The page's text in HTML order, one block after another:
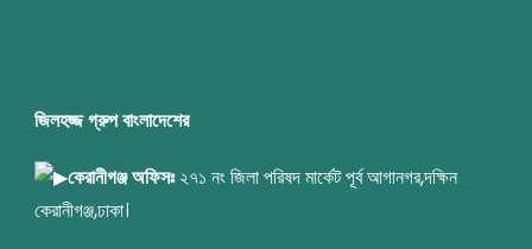
জিলহজ্জ গ্রুপ বাংলাদেশের
কেরানীগঞ্জ অফিসঃ২৭১ নং জিলা পরিষদ মার্কেট পূর্ব আগানগর,দক্ষিন
কেরানীগঞ্জ,ঢাকা।